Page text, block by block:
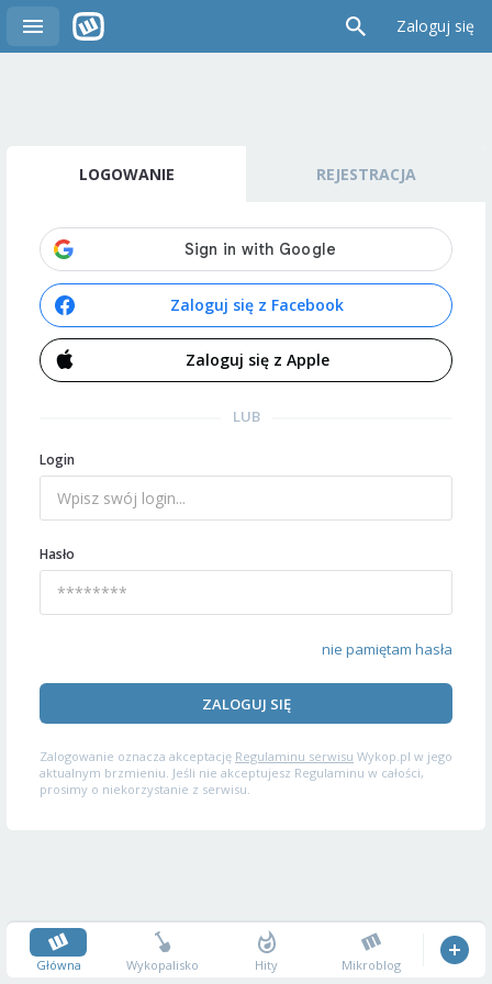
Zaloguj się
LOGOWANIE REJESTRACJA
Zaloguj się z Facebook
Zaloguj się z Apple
LUB
Login
Hasło
nie pamiętam hasła
ZALOGUJ SIĘ
Zalogowanie oznacza akceptację Regulaminu serwisu Wykop.pl w jego
aktualnym brzmieniu. Jeśli nie akceptujesz Regulaminu w całości,
prosimy o niekorzystanie z serwisu.
Główna Wykopalisko Hity Mikroblog